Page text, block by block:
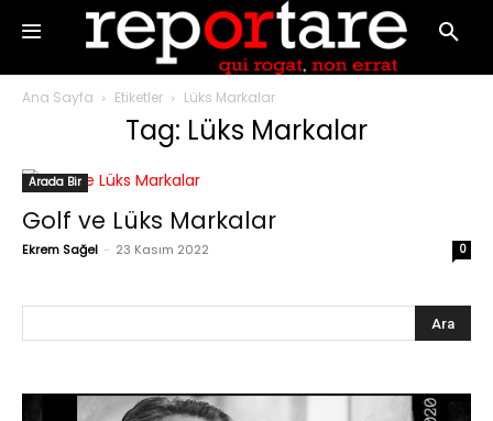
Ana Sayfa Etiketler Lüks Markalar
Tag: Lüks Markalar
Arada Bir
Golf ve Lüks Markalar
Ekrem Sağel - 23 Kasım 2022 0